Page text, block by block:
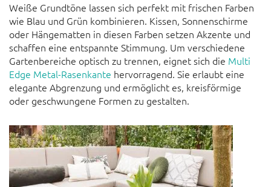
Weiße Grundtöne lassen sich perfekt mit frischen Farben
wie Blau und Grün kombinieren. Kissen, Sonnenschirme
oder Hängematten in diesen Farben setzen Akzente und
schaffen eine entspannte Stimmung. Um verschiedene
Gartenbereiche optisch zu trennen, eignet sich die Multi
Edge Metal-Rasenkante hervorragend. Sie erlaubt eine
elegante Abgrenzung und ermöglicht es, kreisförmige
oder geschwungene Formen zu gestalten.